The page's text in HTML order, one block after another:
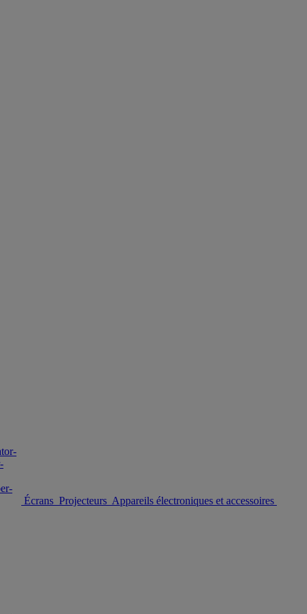
Écrans Projecteurs Appareils électroniques et accessoires